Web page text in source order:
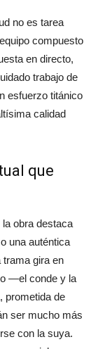
no es tarea
compuesto
en directo,
trabajo de
esfuerzo titánico
calidad
que
obra destaca
una auténtica
trama gira en
—el conde y la
prometida de
ser mucho más
con la suya.